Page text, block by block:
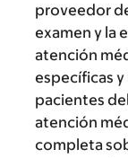
proveedor
examen y la
atención
específicas
pacientes
atención
completa